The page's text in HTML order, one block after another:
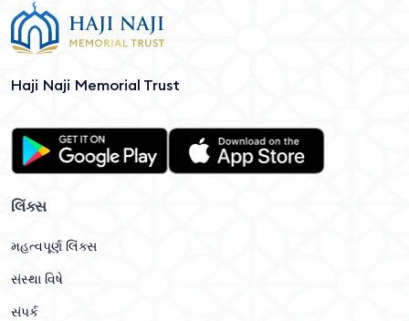
Haji Naji Memorial Trust
લિંક્સ
મહત્વપૂર્ણ લિંક્સ
સંસ્થા વિષે
સંપર્ક